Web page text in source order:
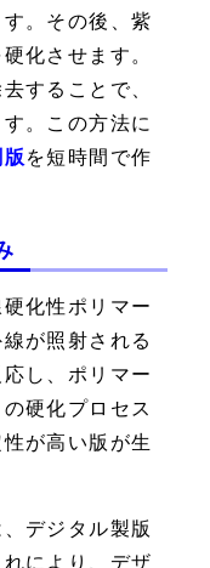
。その後、紫
化させます。
することで、
。この方法に
を短時間で作
化性ポリマー
が照射される
し、ポリマー
硬化プロセス
が高い版が生
デジタル製版
により、デザ